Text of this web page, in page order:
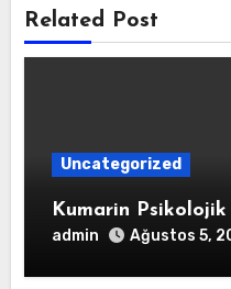
Related Post
Uncategorized
Kumarin
admin Ağustos 5,